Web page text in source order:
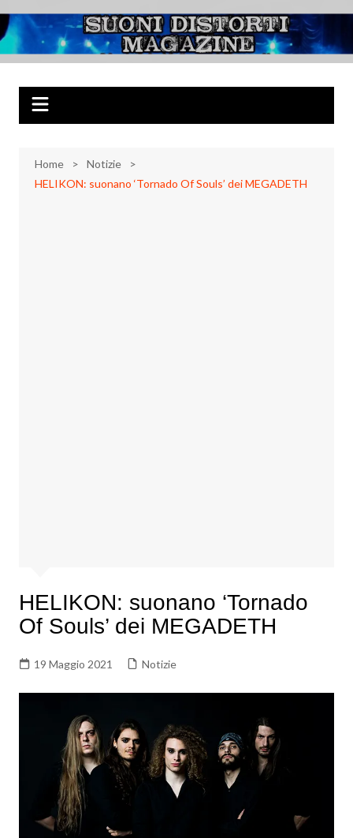
al
contenuto
Suoni Distorti
Magazine
Musica Rock, Metal, Punk e varie sonorità alternative
Home
Notizie
HELIKON: suonano ‘Tornado Of Souls’ dei MEGADETH
HELIKON: suonano ‘Tornado
Of Souls’ dei MEGADETH
19 Maggio 2021 Notizie